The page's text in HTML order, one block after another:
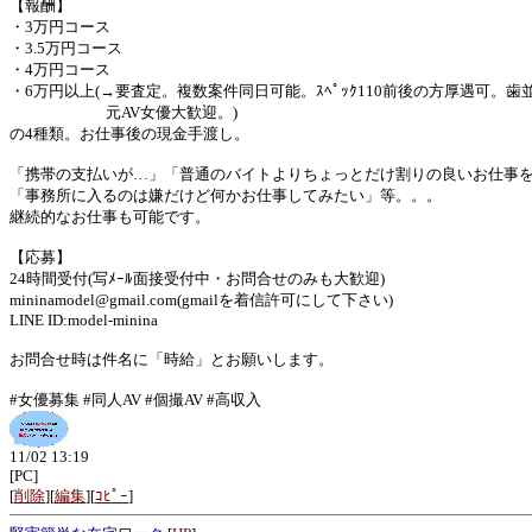
【報酬】
・3万円コース
・3.5万円コース
・4万円コース
・6万円以上(→要査定。複数案件同日可能。ｽﾍﾟｯｸ110前後の方厚遇可。歯
元AV女優大歓迎。)
の4種類。お仕事後の現金手渡し。
「携帯の支払いが…」「普通のバイトよりちょっとだけ割りの良いお仕事
「事務所に入るのは嫌だけど何かお仕事してみたい」等。。。
継続的なお仕事も可能です。
【応募】
24時間受付(写ﾒｰﾙ面接受付中・お問合せのみも大歓迎)
mininamodel@gmail.com(gmailを着信許可にして下さい)
LINE ID:model-minina
お問合せ時は件名に「時給」とお願いします。
#女優募集 #同人AV #個撮AV #高収入
11/02 13:19
[PC]
[削除][編集][ｺﾋﾟｰ]